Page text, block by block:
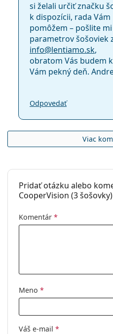
si želali určiť značku
k dispozícii, rada Vám
pomôžem – pošlite
parametrov šošoviek
info@lentiamo.sk,
obratom Vás budem
Vám pekný deň.
Odpovedať
Viac
Pridať otázku alebo
CooperVision (3 šošovky)
Komentár *
Meno *
Váš e-mail *